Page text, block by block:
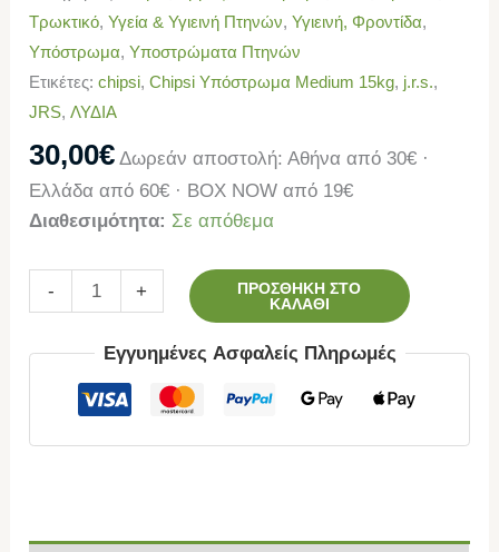
Τρωκτικό,Υγεία & Υγιεινή Πτηνών,Υγιεινή, Φροντίδα,
Υπόστρωμα,Υποστρώματα Πτηνών
Ετικέτες:chipsi,Chipsi Υπόστρωμα Medium 15kg, j.r.s.,
JRS,ΛΥΔΙΑ
30,00€ Δωρεάν αποστολή: Αθήνα από 30€ ·
Ελλάδα από 60€ · BOX NOW από 19€
Διαθεσιμότητα: Σε απόθεμα
- +
ΠΡΟΣΘΉΚΗ ΣΤΟ
ΚΑΛΆΘΙ
Εγγυημένες Ασφαλείς Πληρωμές